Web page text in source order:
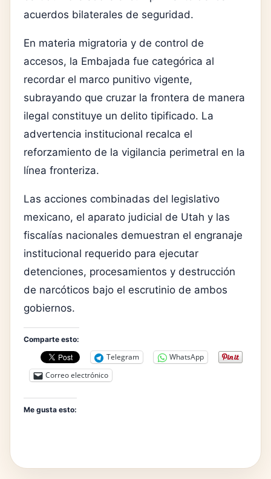
acuerdos bilaterales de seguridad.
En materia migratoria y de control de
accesos, la Embajada fue categórica al
recordar el marco punitivo vigente,
subrayando que cruzar la frontera de manera
ilegal constituye un delito tipificado. La
advertencia institucional recalca el
reforzamiento de la vigilancia perimetral en la
línea fronteriza.
Las acciones combinadas del legislativo
mexicano, el aparato judicial de Utah y las
fiscalías nacionales demuestran el engranaje
institucional requerido para ejecutar
detenciones, procesamientos y destrucción
de narcóticos bajo el escrutinio de ambos
gobiernos.
Comparte esto:
Telegram
WhatsApp
Correo electrónico
Me gusta esto: